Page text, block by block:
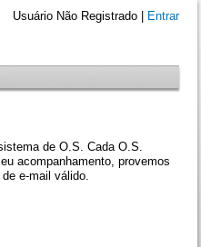
Usuário Não Registrado | Entrar
de O.S. Cada O.S.
acompanhamento, provemos
e-mail válido.